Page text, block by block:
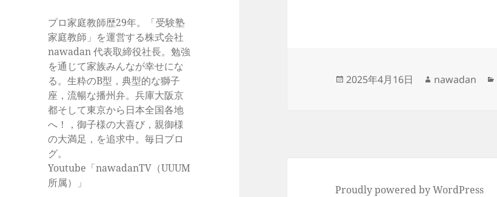
プロ家庭教師歴29年。「受験塾
家庭教師」を運営する株式会社
nawadan 代表取締役社長。勉強
を通じて家族みんなが幸せにな
る。生粋のB型，典型的な獅子
座，流暢な播州弁。兵庫大阪京
都そして東京から日本全国各地
へ！，御子様の大喜び，親御様
の大満足，を追求中。毎日ブロ
グ。
Youtube「nawadanTV（UUUM
所属）」
投
2025年4月16日
作
nawadan
Proudly powered by WordPress